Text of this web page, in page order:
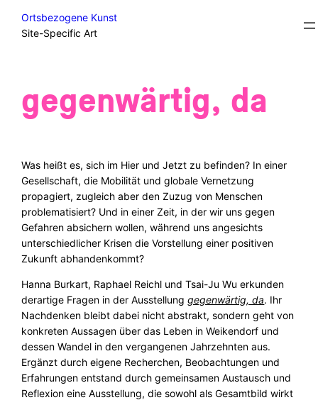
SkipStudent Projects/Diplomas
gegenwärtig, da
Was heißt es, sich im Hier und Jetzt zu befinden? In einer
Gesellschaft, die Mobilität und globale Vernetzung
propagiert, zugleich aber den Zuzug von Menschen
problematisiert? Und in einer Zeit, in der wir uns gegen
Gefahren absichern wollen, während uns angesichts
unterschiedlicher Krisen die Vorstellung einer positiven
Zukunft abhandenkommt?
Hanna Burkart, Raphael Reichl und Tsai-Ju Wu erkunden
derartige Fragen in der Ausstellunggegenwärtig, da. Ihr
Nachdenken bleibt dabei nicht abstrakt, sondern geht von
konkreten Aussagen über das Leben in Weikendorf und
dessen Wandel in den vergangenen Jahrzehnten aus.
Ergänzt durch eigene Recherchen, Beobachtungen und
Erfahrungen entstand durch gemeinsamen Austausch und
Reflexion eine Ausstellung, die sowohl als Gesamtbild wirkt
Ortsbezogene Kunst
Site-Specific Art